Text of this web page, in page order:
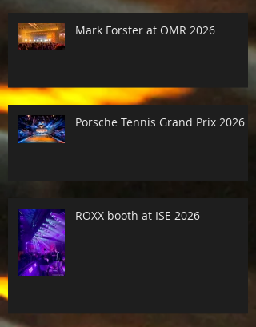
Mark Forster at OMR 2026
Porsche Tennis Grand Prix 2026
ROXX booth at ISE 2026